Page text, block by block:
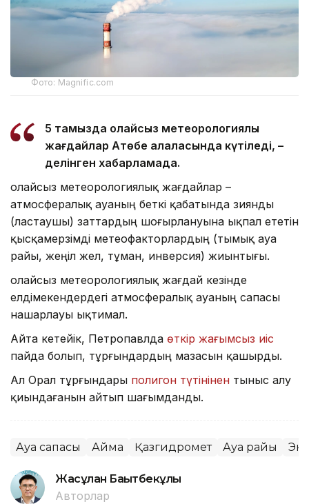
Фото: Magnific.com
5 тамызда қолайсыз метеорологиялық
жағдайлар Ақтөбе қалаласында күтіледі, –
делінген хабарламада.
Қолайсыз метеорологиялық жағдайлар –
атмосфералық ауаның беткі қабатында зиянды
(ластаушы) заттардың шоғырлануына ықпал ететін
қысқамерзімді метеофакторлардың (тымық ауа
райы, жеңіл жел, тұман, инверсия) жиынтығы.
Қолайсыз метеорологиялық жағдай кезінде
елдімекендердегі атмосфералық ауаның сапасы
нашарлауы ықтимал.
Айта кетейік, Петропавлда өткір жағымсыз иіс
пайда болып, тұрғындардың мазасын қашырды.
Ал Орал тұрғындары полигон түтінінен тыныс алу
қиындағанын айтып шағымданды.
Ауа сапасы Аймақ Қазгидромет Ауа райы
Жасұлан Бақытбекұлы
Авторлар